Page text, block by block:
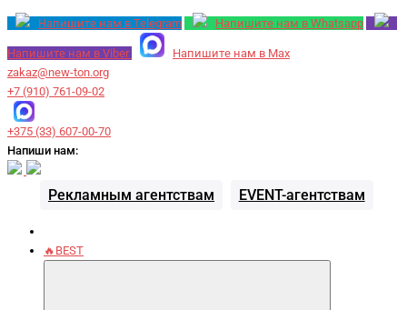
Напишите нам в Telegram Напишите нам в Whatsapp
Напишите нам в Viber
Напишите нам в Max
zakaz@new-ton.org
+7 (910) 761-09-02
+375 (33) 607-00-70
Напиши нам:
Рекламным агентствам EVENT-агентствам
🔥BEST